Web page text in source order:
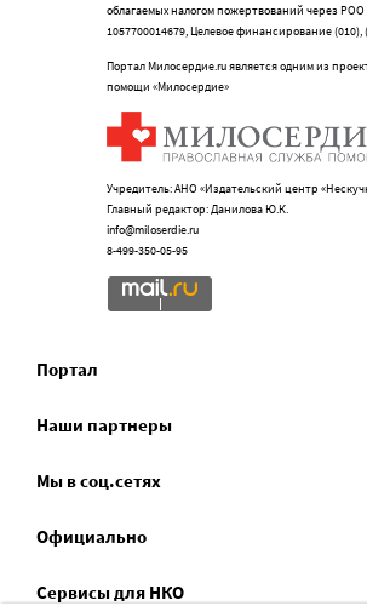
облагаемых налогом пожертвований через
1057700014679, Целевое финансирование (010),
Портал Милосердие.ru является одним из
помощи «Милосердие»
Учредитель: АНО «Издательский центр
Главный редактор: Данилова Ю.К.
info@miloserdie.ru
8-499-350-05-95
Портал
Наши партнеры
Мы в соц.сетях
Официально
Сервисы для НКО